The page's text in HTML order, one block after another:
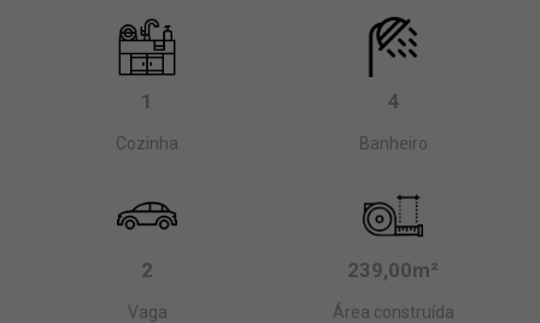
1
Cozinha
4
Banheiro
2
Vaga
239,00m²
Área construída